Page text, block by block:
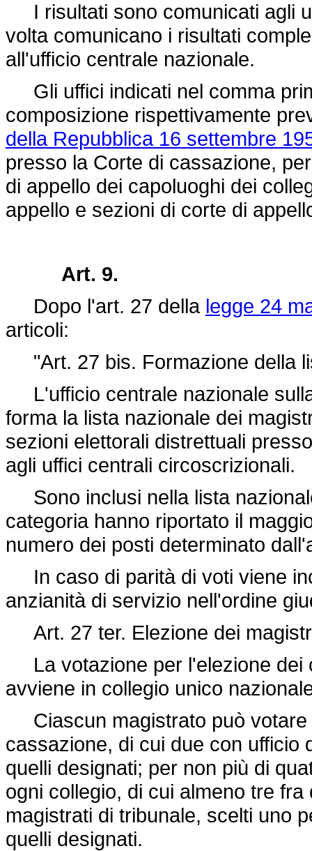
I risultati sono comunicati agli
volta comunicano i risultati
all'ufficio centrale nazionale.
Gli uffici indicati nel comma
composizione rispettivamente
della Repubblica 16 settembre
presso la Corte di cassazione,
di appello dei capoluoghi dei
appello e sezioni di corte di
Art. 9.
Dopo l'art. 27 della legge 24
articoli:
"Art. 27 bis. Formazione della
L'ufficio centrale nazionale
forma la lista nazionale dei
sezioni elettorali distrettuali
agli uffici centrali circoscrizionali.
Sono inclusi nella lista
categoria hanno riportato il
numero dei posti determinato
In caso di parità di voti viene
anzianità di servizio nell'ordine
Art. 27 ter. Elezione dei
La votazione per l'elezione dei
avviene in collegio unico
Ciascun magistrato può votare
cassazione, di cui due con ufficio
quelli designati; per non più di
ogni collegio, di cui almeno tre
magistrati di tribunale, scelti uno
quelli designati.